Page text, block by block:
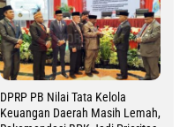
DPRP PB Nilai Tata Kelola
Keuangan Daerah Masih Lemah,